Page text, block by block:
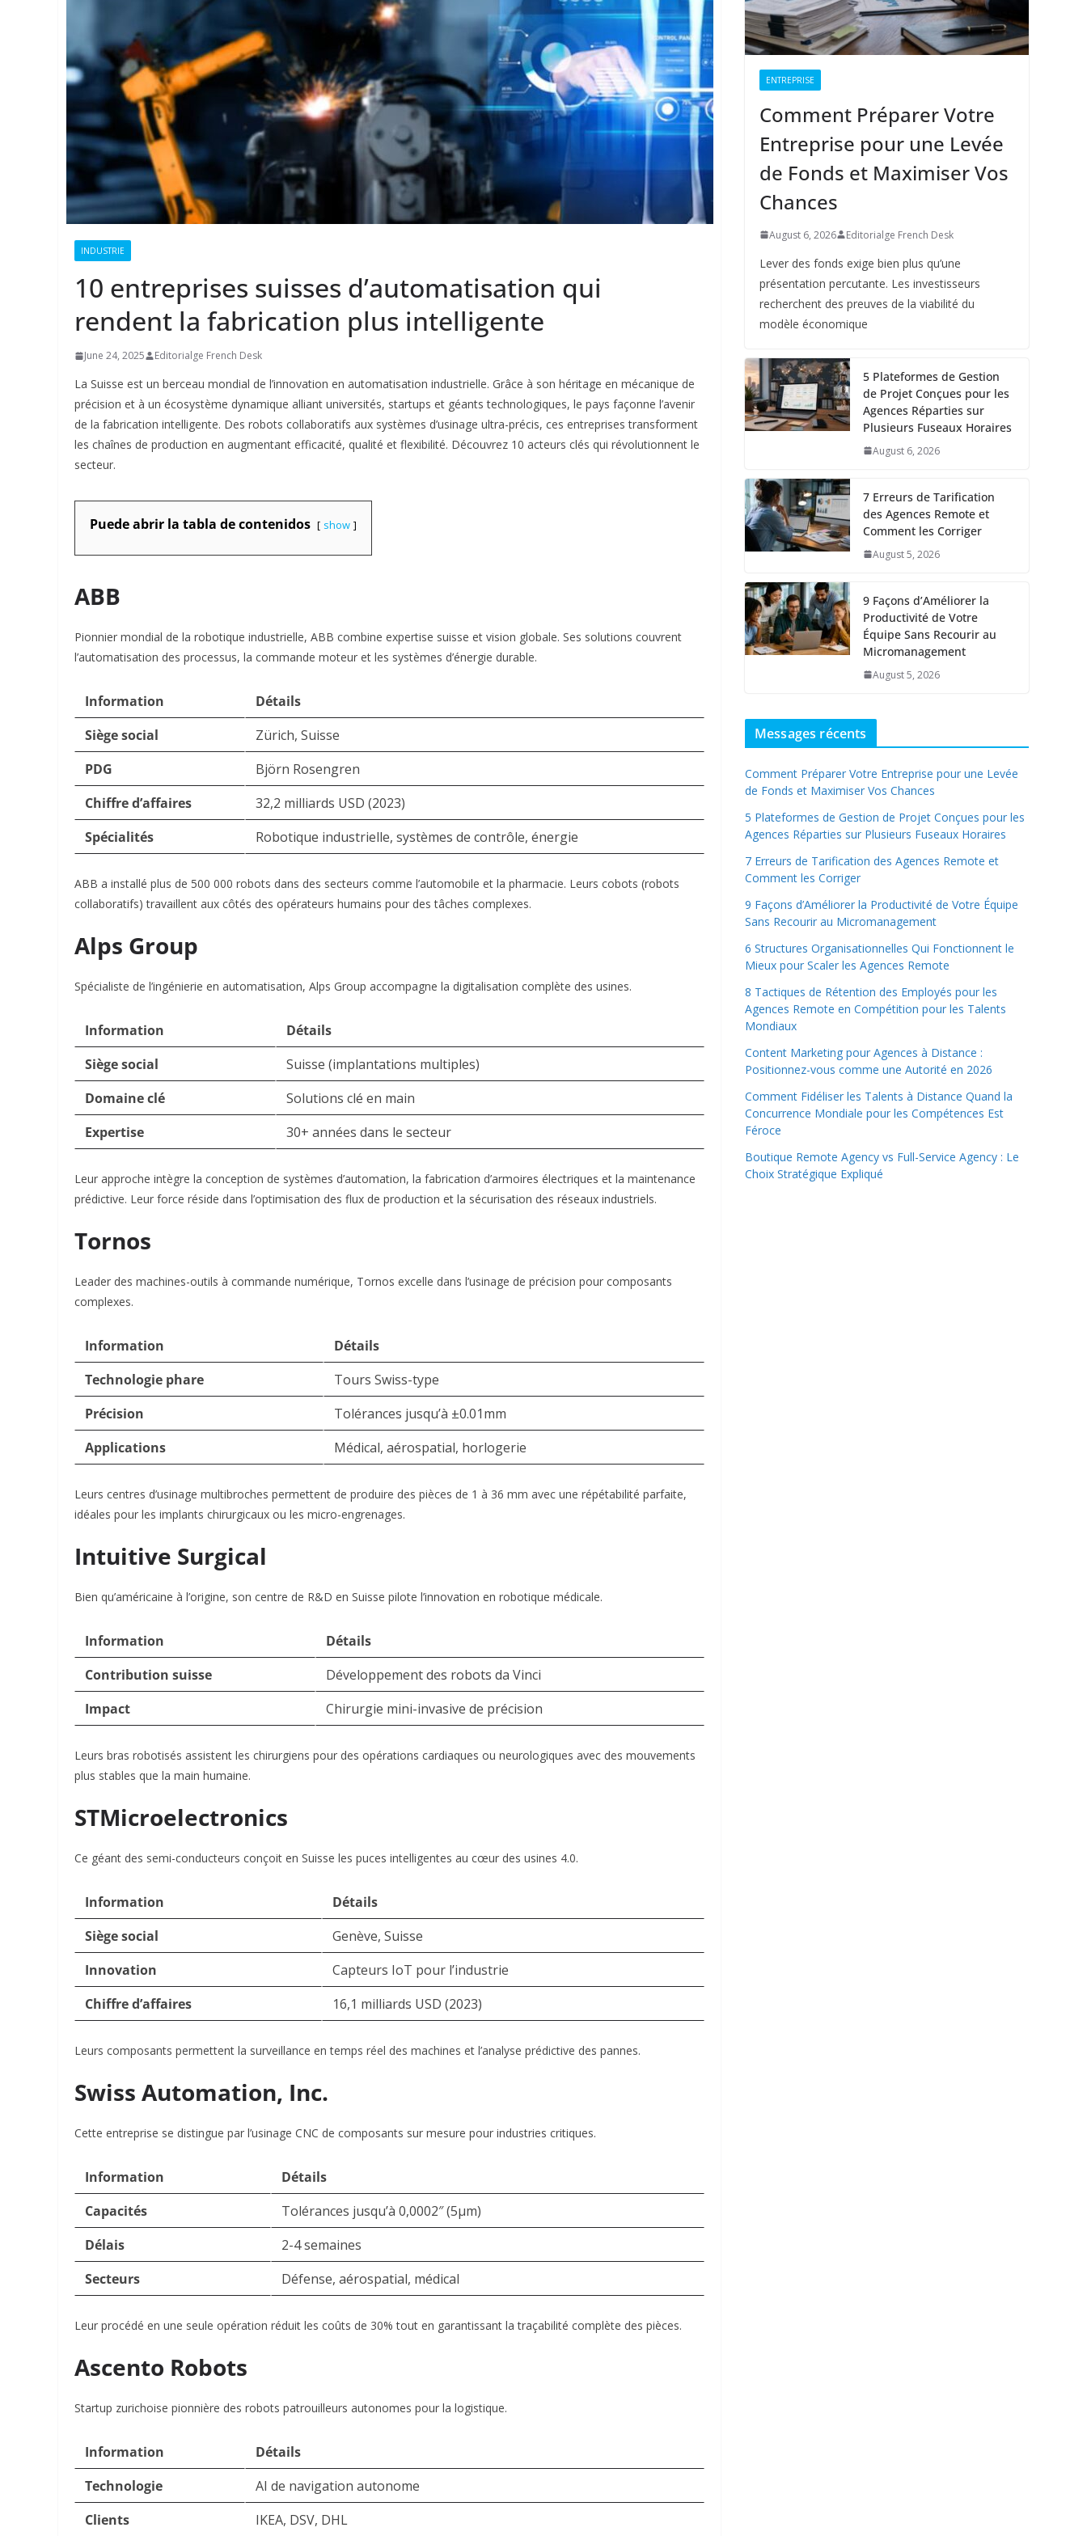
INDUSTRIE
10 entreprises suisses d’automatisation qui
rendent la fabrication plus intelligente
June 24, 2025 Editorialge French Desk
La Suisse est un berceau mondial de l’innovation en automatisation industrielle. Grâce à son héritage en mécanique de
précision et à un écosystème dynamique alliant universités, startups et géants technologiques, le pays façonne l’avenir
de la fabrication intelligente. Des robots collaboratifs aux systèmes d’usinage ultra-précis, ces entreprises transforment
les chaînes de production en augmentant efficacité, qualité et flexibilité. Découvrez 10 acteurs clés qui révolutionnent le
secteur.
Puede abrir la tabla de contenidos show
ABB
Pionnier mondial de la robotique industrielle, ABB combine expertise suisse et vision globale. Ses solutions couvrent
l’automatisation des processus, la commande moteur et les systèmes d’énergie durable.
Information
Détails
Siège social
Zürich, Suisse
PDG
Björn Rosengren
Chiffre d’affaires
32,2 milliards USD (2023)
Spécialités
Robotique industrielle, systèmes de contrôle, énergie
ABB a installé plus de 500 000 robots dans des secteurs comme l’automobile et la pharmacie. Leurs cobots (robots
collaboratifs) travaillent aux côtés des opérateurs humains pour des tâches complexes.
Alps Group
Spécialiste de l’ingénierie en automatisation, Alps Group accompagne la digitalisation complète des usines.
Information
Détails
Siège social
Suisse (implantations multiples)
Domaine clé
Solutions clé en main
Expertise
30+ années dans le secteur
Leur approche intègre la conception de systèmes d’automation, la fabrication d’armoires électriques et la maintenance
prédictive. Leur force réside dans l’optimisation des flux de production et la sécurisation des réseaux industriels.
Tornos
Leader des machines-outils à commande numérique, Tornos excelle dans l’usinage de précision pour composants
complexes.
Information
Détails
Technologie phare
Tours Swiss-type
Précision
Tolérances jusqu’à ±0.01mm
Applications
Médical, aérospatial, horlogerie
Leurs centres d’usinage multibroches permettent de produire des pièces de 1 à 36 mm avec une répétabilité parfaite,
idéales pour les implants chirurgicaux ou les micro-engrenages.
Intuitive Surgical
Bien qu’américaine à l’origine, son centre de R&D en Suisse pilote l’innovation en robotique médicale.
Information
Détails
Contribution suisse
Développement des robots da Vinci
Impact
Chirurgie mini-invasive de précision
Leurs bras robotisés assistent les chirurgiens pour des opérations cardiaques ou neurologiques avec des mouvements
plus stables que la main humaine.
STMicroelectronics
Ce géant des semi-conducteurs conçoit en Suisse les puces intelligentes au cœur des usines 4.0.
Information
Détails
Siège social
Genève, Suisse
Innovation
Capteurs IoT pour l’industrie
Chiffre d’affaires
16,1 milliards USD (2023)
Leurs composants permettent la surveillance en temps réel des machines et l’analyse prédictive des pannes.
Swiss Automation, Inc.
Cette entreprise se distingue par l’usinage CNC de composants sur mesure pour industries critiques.
Information
Détails
Capacités
Tolérances jusqu’à 0,0002″ (5µm)
Délais
2-4 semaines
Secteurs
Défense, aérospatial, médical
Leur procédé en une seule opération réduit les coûts de 30% tout en garantissant la traçabilité complète des pièces.
Ascento Robots
Startup zurichoise pionnière des robots patrouilleurs autonomes pour la logistique.
Information
Détails
Technologie
AI de navigation autonome
Clients
IKEA, DSV, DHL
ENTREPRISE
Comment Préparer Votre
Entreprise pour une Levée
de Fonds et Maximiser Vos
Chances
August 6, 2026 Editorialge French Desk
Lever des fonds exige bien plus qu’une
présentation percutante. Les investisseurs
recherchent des preuves de la viabilité du
modèle économique
5 Plateformes de Gestion
de Projet Conçues pour les
Agences Réparties sur
Plusieurs Fuseaux Horaires
August 6, 2026
7 Erreurs de Tarification
des Agences Remote et
Comment les Corriger
August 5, 2026
9 Façons d’Améliorer la
Productivité de Votre
Équipe Sans Recourir au
Micromanagement
August 5, 2026
Messages récents
Comment Préparer Votre Entreprise pour une Levée
de Fonds et Maximiser Vos Chances
5 Plateformes de Gestion de Projet Conçues pour les
Agences Réparties sur Plusieurs Fuseaux Horaires
7 Erreurs de Tarification des Agences Remote et
Comment les Corriger
9 Façons d’Améliorer la Productivité de Votre Équipe
Sans Recourir au Micromanagement
6 Structures Organisationnelles Qui Fonctionnent le
Mieux pour Scaler les Agences Remote
8 Tactiques de Rétention des Employés pour les
Agences Remote en Compétition pour les Talents
Mondiaux
Content Marketing pour Agences à Distance :
Positionnez-vous comme une Autorité en 2026
Comment Fidéliser les Talents à Distance Quand la
Concurrence Mondiale pour les Compétences Est
Féroce
Boutique Remote Agency vs Full-Service Agency : Le
Choix Stratégique Expliqué